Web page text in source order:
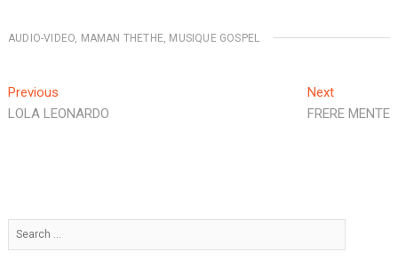
AUDIO-VIDEO MAMAN THETHE MUSIQUE GOSPEL
Previous
LOLA LEONARDO
Next
FRERE MENTE